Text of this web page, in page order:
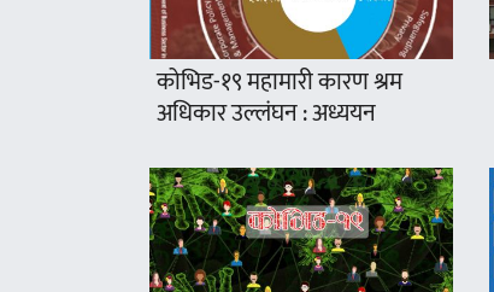
कोभिड-१९ महामारी कारण श्रम
अधिकार उल्लंघन : अध्ययन